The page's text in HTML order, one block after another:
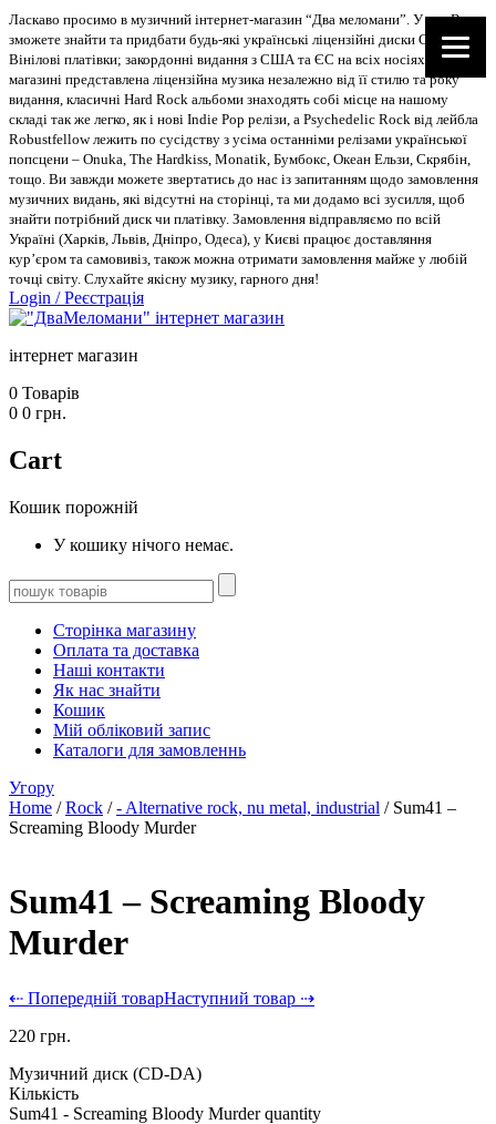
Ласкаво просимо в музичний інтернет-магазин “Два меломани”. У нас Ви
зможете знайти та придбати будь-які українські ліцензійні диски CD, DVD,
Вінілові платівки; закордонні видання з США та ЄС на всіх носіях. В
магазині представлена ліцензійна музика незалежно від її стилю та року
видання, класичні Hard Rock альбоми знаходять собі місце на нашому
складі так же легко, як і нові Indie Pop релізи, а Psychedelic Rock від лейбла
Robustfellow лежить по сусідству з усіма останніми релізами української
попсцени – Onuka, The Hardkiss, Monatik, Бумбокс, Океан Ельзи, Скрябін,
тощо. Ви завжди можете звертатись до нас із запитанням щодо замовлення
музичних видань, які відсутні на сторінці, та ми додамо всі зусилля, щоб
знайти потрібний диск чи платівку. Замовлення відправляємо по всій
Україні (Харків, Львів, Дніпро, Одеса), у Києві працює доставляння
кур’єром та самовивіз, також можна отримати замовлення майже у любій
точці світу. Слухайте якісну музику, гарного дня!
Login /Реєстрація
інтернет магазин
0 Товарів
0 0 грн.
Cart
Кошик порожній
У кошику нічого немає.
Сторінка магазину
Оплата та доставка
Наші контакти
Як нас знайти
Кошик
Мій обліковий запис
Каталоги для замовленнь
Угору
Home /Rock /- Alternative rock, nu metal, industrial / Sum41 –
Screaming Bloody Murder
Sum41 – Screaming Bloody
Murder
⇠ Попередній товарНаступний товар ⇢
220 грн.
Музичний диск (CD-DA)
Кількість
Sum41 - Screaming Bloody Murder quantity